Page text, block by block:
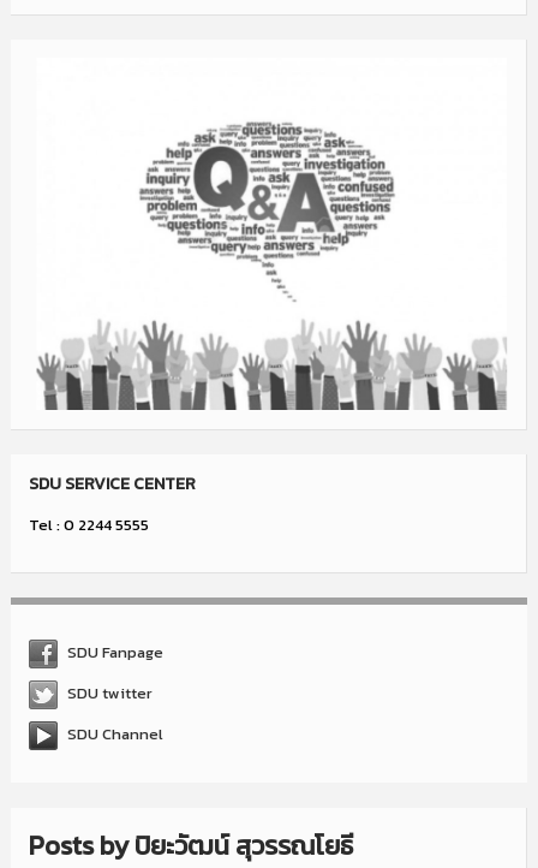
SDU SERVICE CENTER
Tel : 0 2244 5555
SDU Fanpage
SDU twitter
SDU Channel
Posts byปิยะวัฒน์ สุวรรณโยธี